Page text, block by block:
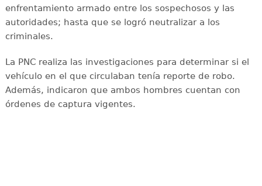
enfrentamiento armado entre los sospechosos y las
autoridades; hasta que se logró neutralizar a los
criminales.
La PNC realiza las investigaciones para determinar si el
vehículo en el que circulaban tenía reporte de robo.
Además, indicaron que ambos hombres cuentan con
órdenes de captura vigentes.